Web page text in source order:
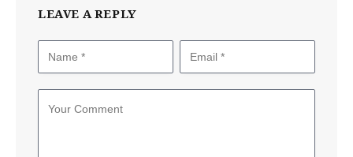
LEAVE A REPLY